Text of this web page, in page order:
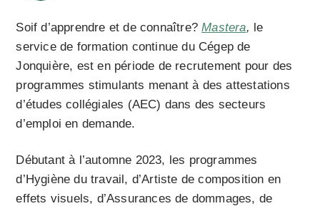
Soif d’apprendre et de connaître?Mastera, le
service de formation continue du Cégep de
Jonquière, est en période de recrutement pour des
programmes stimulants menant à des attestations
d’études collégiales (AEC) dans des secteurs
d’emploi en demande.
Débutant à l’automne 2023, les programmes
d’Hygiène du travail, d’Artiste de composition en
effets visuels, d’Assurances de dommages, de